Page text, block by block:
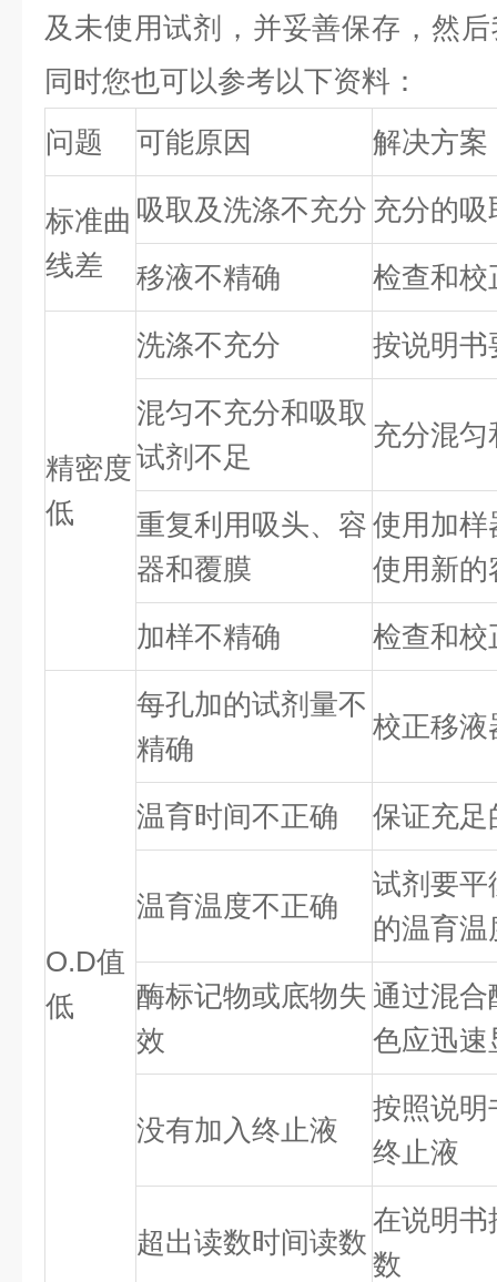
及未使用试剂，并妥善保存，然
同时您也可以参考以下资料：
问题
可能原因 解决方案
标准曲
线差
吸取及洗涤不充分 充分的
移液不精确 检查和校
精密度
低
洗涤不充分 按说明书
混匀不充分和吸取
试剂不足
充分混
重复利用吸头、容
器和覆膜
使用加样
使用新的
加样不精确 检查和校
O.D值
低
每孔加的试剂量不
精确
校正移液
温育时间不正确 保证充足
温育温度不正确
试剂要平
的温育温
酶标记物或底物失
效
通过混
色应迅速
没有加入终止液
按照说明
终止液
超出读数时间读数
在说明书
数